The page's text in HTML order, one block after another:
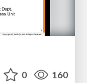
0 160